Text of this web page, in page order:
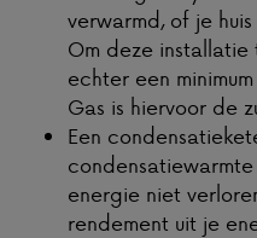
verwarmd, of je
Om deze
echter een
Gas is hiervoor de
Een
energie niet
rendement uit je